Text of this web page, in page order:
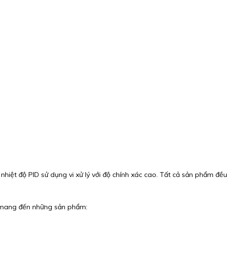
độ PID sử dụng vi xử lý với độ chính xác cao. Tất cả sản phẩm đều
đến những sản phẩm: